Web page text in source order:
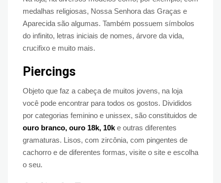
medalhas religiosas, Nossa Senhora das Graças e
Aparecida são algumas. Também possuem símbolos
do infinito, letras iniciais de nomes, árvore da vida,
crucifixo e muito mais.
Piercings
Objeto que faz a cabeça de muitos jovens, na loja
você pode encontrar para todos os gostos. Divididos
por categorias feminino e unissex, são constituidos de
ouro branco, ouro 18k, 10k e outras diferentes
gramaturas. Lisos, com zircônia, com pingentes de
cachorro e de diferentes formas, visite o site e escolha
o seu.